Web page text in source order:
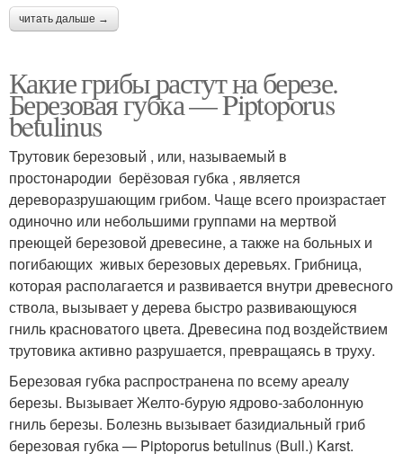
читать дальше →
Какие грибы растут на березе.
Березовая губка — Piptoporus
betulinus
Трутовик березовый , или, называемый в
простонародии берёзовая губка , является
дереворазрушающим грибом. Чаще всего произрастает
одиночно или небольшими группами на мертвой
преющей березовой древесине, а также на больных и
погибающих живых березовых деревьях. Грибница,
которая располагается и развивается внутри древесного
ствола, вызывает у дерева быстро развивающуюся
гниль красноватого цвета. Древесина под воздействием
трутовика активно разрушается, превращаясь в труху.
Березовая губка распространена по всему ареалу
березы. Вызывает Желто-бурую ядрово-заболонную
гниль березы. Болезнь вызывает базидиальный гриб
березовая губка — Piptoporus betulinus (Bull.) Karst.